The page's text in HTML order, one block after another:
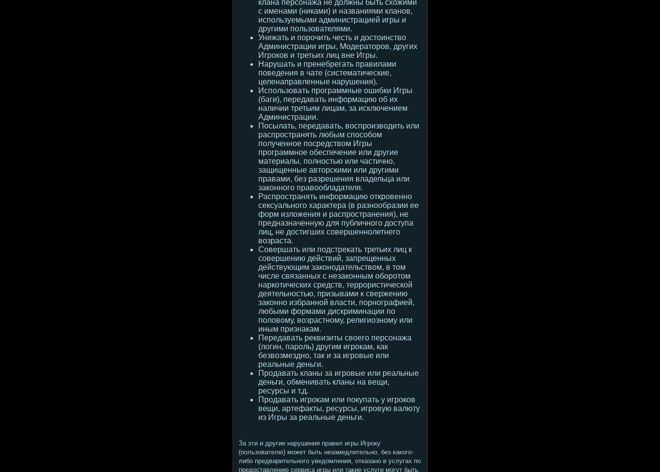
клана персонажа не должны быть схожими
с именами (никами) и названиями кланов,
используемыми администрацией игры и
другими пользователями.
Унижать и порочить честь и достоинство
Администрации игры, Модераторов, других
Игроков и третьих лиц вне Игры.
Нарушать и пренебрегать правилами
поведения в чате (систематические,
целенаправленные нарушения).
Использовать программные ошибки Игры
(баги), передавать информацию об их
наличии третьим лицам, за исключением
Администрации.
Посылать, передавать, воспроизводить или
распространять любым способом
полученное посредством Игры
программное обеспечение или другие
материалы, полностью или частично,
защищенные авторскими или другими
правами, без разрешения владельца или
законного правообладателя.
Распространять информацию откровенно
сексуального характера (в разнообразии ее
форм изложения и распространения), не
предназначенную для публичного доступа
лиц, не достигших совершеннолетнего
возраста.
Совершать или подстрекать третьих лиц к
совершению действий, запрещенных
действующим законодательством, в том
числе связанных с незаконным оборотом
наркотических средств, террористической
деятельностью, призывами к свержению
законно избранной власти, порнографией,
любыми формами дискриминации по
половому, возрастному, религиозному или
иным признакам.
Передавать реквизиты своего персонажа
(логин, пароль) другим игрокам, как
безвозмездно, так и за игровые или
реальные деньги.
Продавать кланы за игровые или реальные
деньги, обменивать кланы на вещи,
ресурсы и т.д.
Продавать игрокам или покупать у игроков
вещи, артефакты, ресурсы, игровую валюту
из Игры за реальные деньги.
За эти и другие нарушения правил игры Игроку
(пользователю) может быть незамедлительно, без какого-
либо предварительного уведомления, отказано в услугах по
предоставлению сервиса игры или такие услуги могут быть